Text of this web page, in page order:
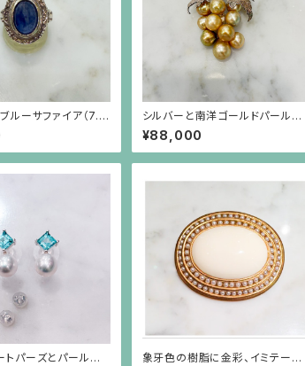
ルーサファイア（7.9
様フレームのシルバ
シルバーと南洋ゴールドパールの
葡萄のブローチ（小）
¥88,000
トパーズとパールの
象牙色の樹脂に金彩、イミテーショ